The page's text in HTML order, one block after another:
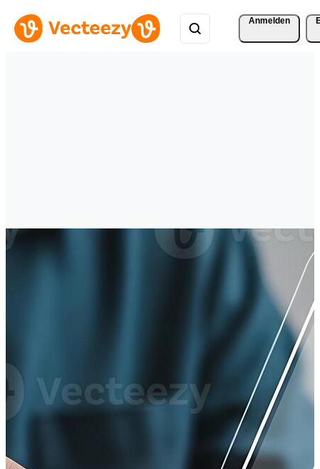
Anmelden